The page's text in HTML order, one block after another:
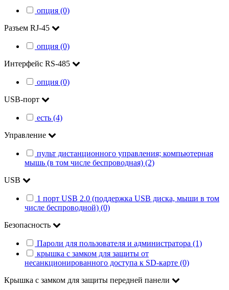
опция (0)
Разъем RJ-45
опция (0)
Интерфейс RS-485
опция (0)
USB-порт
есть (4)
Управление
пульт дистанционного управления; компьютерная
мышь (в том числе беспроводная) (2)
USB
1 порт USB 2.0 (поддержка USB диска, мыши в том
числе беспроводной) (0)
Безопасность
Пароли для пользователя и администратора (1)
крышка с замком для защиты от
несанкционированного доступа к SD-карте (0)
Крышка с замком для защиты передней панели